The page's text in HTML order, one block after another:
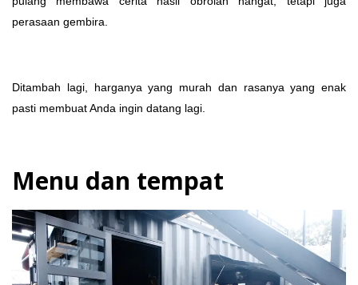
perasaan gembira.
Ditambah lagi, harganya yang murah dan rasanya yang enak
pasti membuat Anda ingin datang lagi.
Menu dan tempat